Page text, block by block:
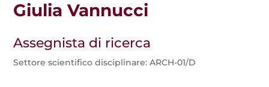
Giulia Vannucci
Assegnista di ricerca
Settore scientifico disciplinare: ARCH-01/D